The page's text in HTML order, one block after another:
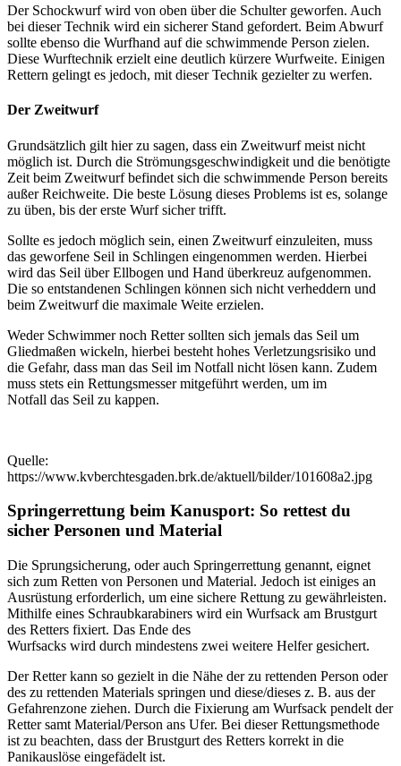
Der Schockwurf wird von oben über die Schulter geworfen. Auch
bei dieser Technik wird ein sicherer Stand gefordert. Beim Abwurf
sollte ebenso die Wurfhand auf die schwimmende Person zielen.
Diese Wurftechnik erzielt eine deutlich kürzere Wurfweite. Einigen
Rettern gelingt es jedoch, mit dieser Technik gezielter zu werfen.
Der Zweitwurf
Grundsätzlich gilt hier zu sagen, dass ein Zweitwurf meist nicht
möglich ist. Durch die Strömungsgeschwindigkeit und die benötigte
Zeit beim Zweitwurf befindet sich die schwimmende Person bereits
außer Reichweite. Die beste Lösung dieses Problems ist es, solange
zu üben, bis der erste Wurf sicher trifft.
Sollte es jedoch möglich sein, einen Zweitwurf einzuleiten, muss
das geworfene Seil in Schlingen eingenommen werden. Hierbei
wird das Seil über Ellbogen und Hand überkreuz aufgenommen.
Die so entstandenen Schlingen können sich nicht verheddern und
beim Zweitwurf die maximale Weite erzielen.
Weder Schwimmer noch Retter sollten sich jemals das Seil um
Gliedmaßen wickeln, hierbei besteht hohes Verletzungsrisiko und
die Gefahr, dass man das Seil im Notfall nicht lösen kann. Zudem
muss stets ein Rettungsmesser mitgeführt werden, um im
Notfall das Seil zu kappen.
Quelle:
https://www.kvberchtesgaden.brk.de/aktuell/bilder/101608a2.jpg
Springerrettung beim Kanusport: So rettest du
sicher Personen und Material
Die Sprungsicherung, oder auch Springerrettung genannt, eignet
sich zum Retten von Personen und Material. Jedoch ist einiges an
Ausrüstung erforderlich, um eine sichere Rettung zu gewährleisten.
Mithilfe eines Schraubkarabiners wird ein Wurfsack am Brustgurt
des Retters fixiert. Das Ende des
Wurfsacks wird durch mindestens zwei weitere Helfer gesichert.
Der Retter kann so gezielt in die Nähe der zu rettenden Person oder
des zu rettenden Materials springen und diese/dieses z. B. aus der
Gefahrenzone ziehen. Durch die Fixierung am Wurfsack pendelt der
Retter samt Material/Person ans Ufer. Bei dieser Rettungsmethode
ist zu beachten, dass der Brustgurt des Retters korrekt in die
Panikauslöse eingefädelt ist.